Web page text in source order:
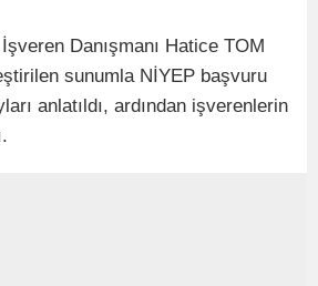
Danışmanı Hatice TOM
sunumla NİYEP başvuru
anlatıldı, ardından işverenlerin